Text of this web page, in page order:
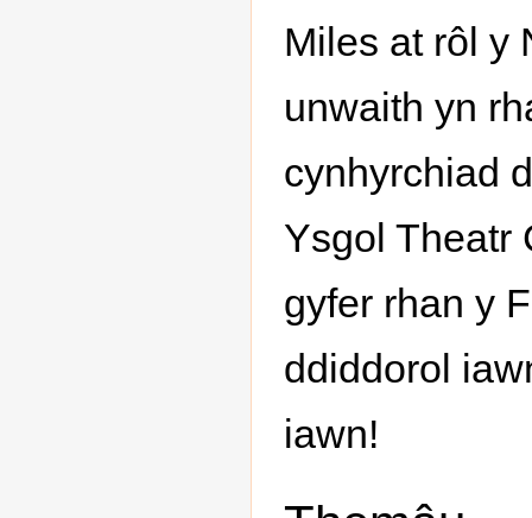
Miles at rôl y
unwaith yn
cynhyrchiad
Ysgol Theatr
gyfer rhan y
ddiddorol
iawn!